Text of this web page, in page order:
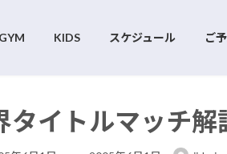
GYM KIDS スケジュール ご
タイトルマッチ解
最